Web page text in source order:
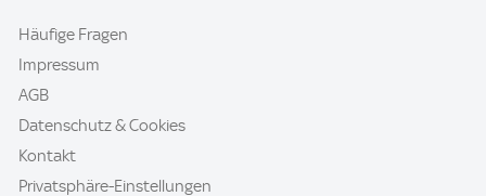
Häufige Fragen
Impressum
AGB
Datenschutz & Cookies
Kontakt
Privatsphäre-Einstellungen